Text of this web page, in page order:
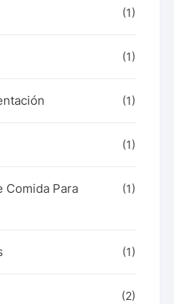
(1)
(1)
(1)
(1)
Comida Para
(1)
(1)
(2)